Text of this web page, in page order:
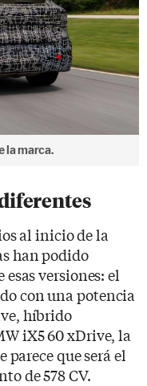
la marca.
al inicio de la
han podido
versiones: el
con una potencia
híbrido
iX5 60 xDrive, la
que será el
de 578 CV.